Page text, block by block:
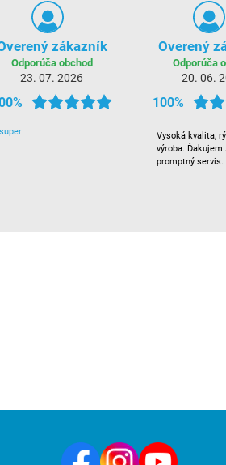
zákazník
Odporúča obchod
23. 07. 2026
Overený
Odporúča
20. 06.
100%
Vysoká kvalita,
výroba. Ďakujem
promptný servis.